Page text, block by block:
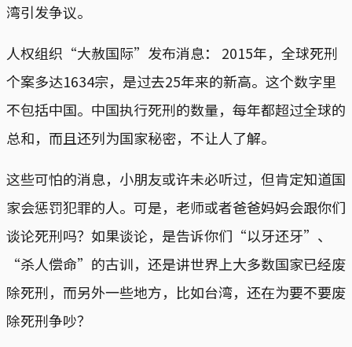
湾引发争议。
人权组织“大赦国际”发布消息： 2015年，全球死刑
个案多达1634宗，是过去25年来的新高。这个数字里
不包括中国。中国执行死刑的数量，每年都超过全球的
总和，而且还列为国家秘密，不让人了解。
这些可怕的消息，小朋友或许未必听过，但肯定知道国
家会惩罚犯罪的人。可是，老师或者爸爸妈妈会跟你们
谈论死刑吗？如果谈论，是告诉你们“以牙还牙”、
“杀人偿命”的古训，还是讲世界上大多数国家已经废
除死刑，而另外一些地方，比如台湾，还在为要不要废
除死刑争吵？